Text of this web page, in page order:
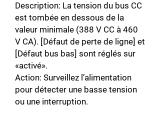
Description: La tension du bus CC
est tombée en dessous de la
valeur minimale (388 V CC à 460
V CA). [Défaut de perte de ligne] et
[Défaut bus bas] sont réglés sur
«activé».
Action: Surveillez l’alimentation
pour détecter une basse tension
ou une interruption.